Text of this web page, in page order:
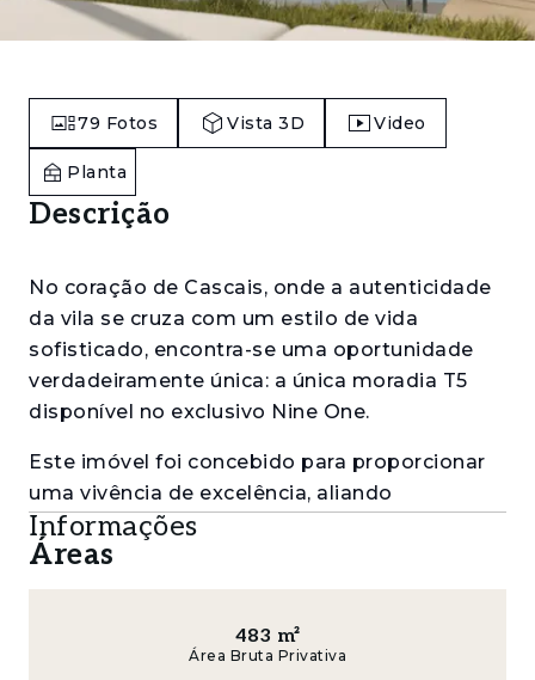
79 Fotos Vista 3D Video
Planta
Descrição
No coração de Cascais, onde a autenticidade
da vila se cruza com um estilo de vida
sofisticado, encontra-se uma oportunidade
verdadeiramente única: a única moradia T5
disponível no exclusivo Nine One.
Este imóvel foi concebido para proporcionar
uma vivência de excelência, aliando
privacidade, conforto e uma ligação
harmoniosa entre os espaços interiores e
exteriores.
Com uma área privativa de 483 m², esta
moradia destaca-se pelas suas generosas
Informações
Áreas
483 m²
Área Bruta Privativa